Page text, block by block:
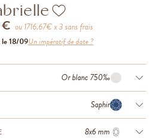
€ ou1716.67€ x 3 sans frais
le 18/09Un impératif de date ?
Or blanc 750‰
Saphir
8x6 mm